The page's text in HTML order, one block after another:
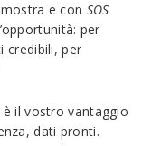
e con SOS
per
credibili, per
il vostro vantaggio
dati pronti.